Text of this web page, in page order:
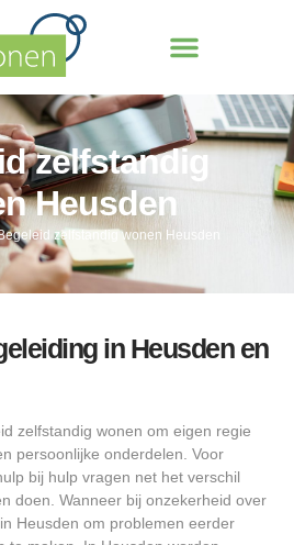
zelfstandig
Heusden
zelfstandig wonen Heusden
in Heusden en
zelfstandig wonen om eigen regie
persoonlijke onderdelen. Voor
bij hulp vragen net het verschil
doen. Wanneer bij onzekerheid over
Heusden om problemen eerder